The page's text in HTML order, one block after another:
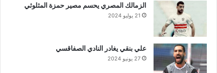
الزمالك المصري يحسم مصير حمزة المثلوثي
21 يوليو 2024
علي بنقي يغادر النادي الصفاقسي
27 يونيو 2024